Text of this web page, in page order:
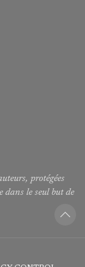
protégées
dans le seul but de